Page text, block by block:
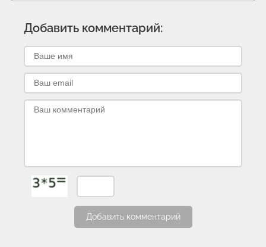
Добавить комментарий:
Добавить комментарий